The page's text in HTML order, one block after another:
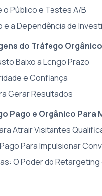
Público e Testes A/B
e a Dependência de
do Tráfego Orgânico
Baixo a Longo Prazo
e Confiança
Gerar Resultados
Pago e Orgânico Para
Atrair Visitantes
Para Impulsionar
O Poder do Retargeting